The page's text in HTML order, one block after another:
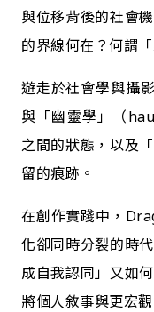
與位移背後的社會
的界線何在？何謂
遊走於社會學與攝
與「幽靈學」（
之間的狀態，以及
留的痕跡。
在創作實踐中，
化卻同時分裂的時
成自我認同」又如
將個人敘事與更宏